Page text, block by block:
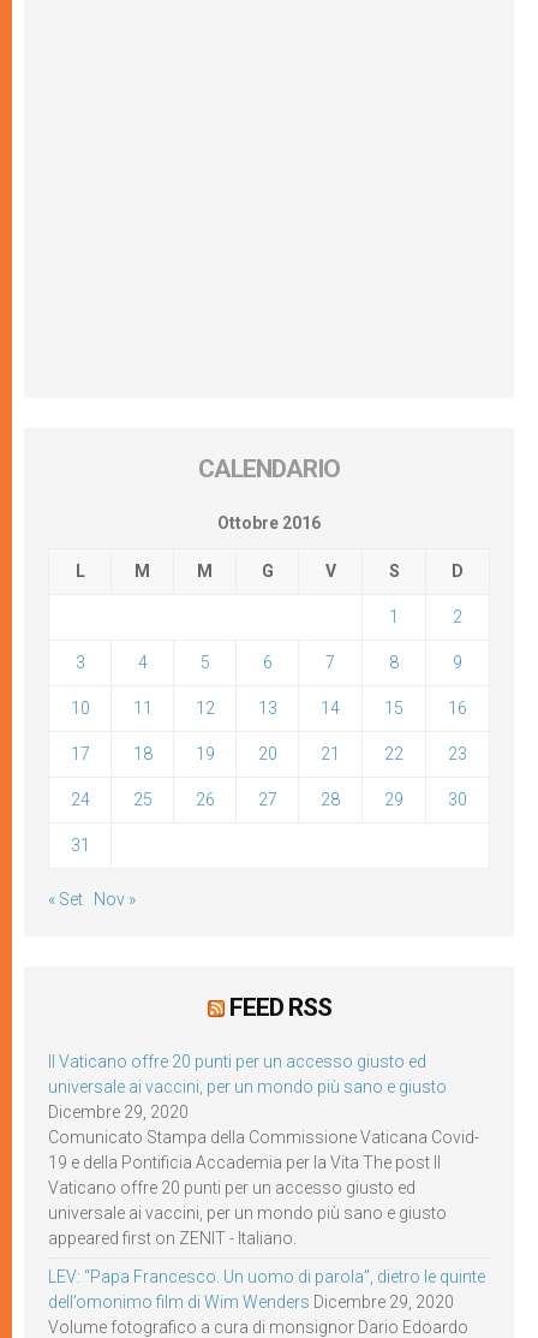
CALENDARIO
Ottobre 2016
L M M G V S D
1 2
3 4 5 6 7 8 9
10 11 12 13 14 15 16
17 18 19 20 21 22 23
24 25 26 27 28 29 30
31
« Set Nov »
FEED RSS
Il Vaticano offre 20 punti per un accesso giusto ed
universale ai vaccini, per un mondo più sano e giusto
Dicembre 29, 2020
Comunicato Stampa della Commissione Vaticana Covid-
19 e della Pontificia Accademia per la Vita The post Il
Vaticano offre 20 punti per un accesso giusto ed
universale ai vaccini, per un mondo più sano e giusto
appeared first on ZENIT - Italiano.
LEV: “Papa Francesco. Un uomo di parola”, dietro le quinte
dell’omonimo film di Wim Wenders Dicembre 29, 2020
Volume fotografico a cura di monsignor Dario Edoardo